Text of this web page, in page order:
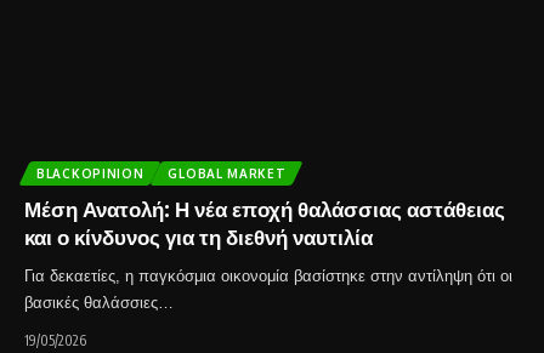
BLACKOPINION GLOBAL MARKET
Μέση Ανατολή: Η νέα εποχή θαλάσσιας αστάθειας
και ο κίνδυνος για τη διεθνή ναυτιλία
Για δεκαετίες, η παγκόσμια οικονομία βασίστηκε στην αντίληψη ότι οι
βασικές θαλάσσιες…
19/05/2026